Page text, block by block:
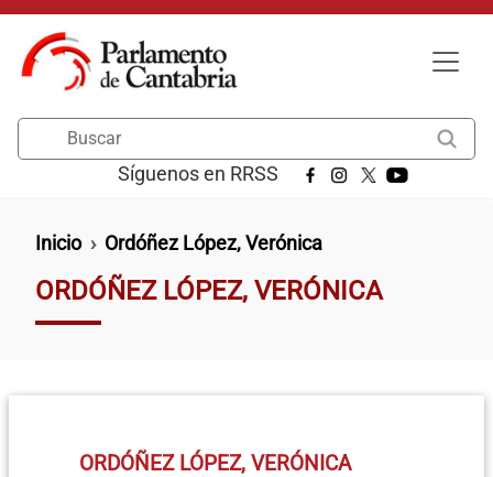
Pasar al contenido principal
Síguenos en RRSS
Ruta de navegación
Inicio Ordóñez López, Verónica
ORDÓÑEZ LÓPEZ, VERÓNICA
ORDÓÑEZ LÓPEZ, VERÓNICA